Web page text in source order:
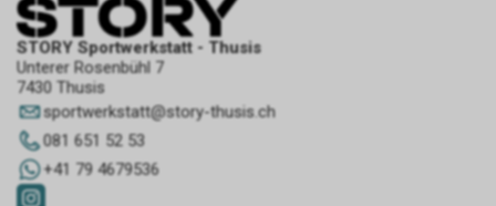
STORY Sportwerkstatt - Thusis
Unterer Rosenbühl 7
7430 Thusis
sportwerkstatt@story-thusis.ch
081 651 52 53
+41 79 4679536